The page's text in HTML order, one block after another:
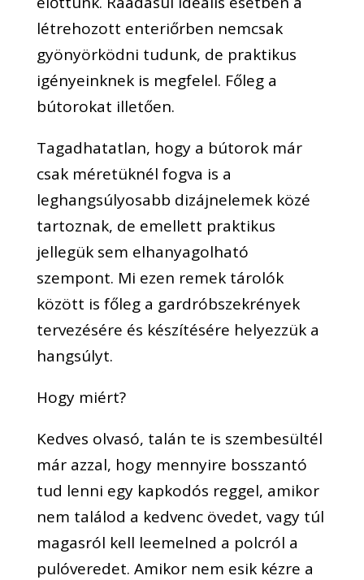
létrehozott enteriőrben nemcsak
gyönyörködni tudunk, de praktikus
igényeinknek is megfelel. Főleg a
bútorokat illetően.
Tagadhatatlan, hogy a bútorokmár
csak méretüknél fogva is a
leghangsúlyosabb dizájnelemek közé
tartoznak, de emellett praktikus
jellegük sem elhanyagolható
szempont. Mi ezen remek tárolók
között is főleg a gardróbszekrények
tervezésére és készítésére helyezzük a
hangsúlyt.
Hogy miért?
Kedves olvasó, talán te is szembesültél
már azzal, hogy mennyire bosszantó
tud lenni egy kapkodós reggel, amikor
nem találod a kedvenc övedet, vagy túl
magasról kell leemelned a polcról a
pulóveredet. Amikor nem esik kézre a